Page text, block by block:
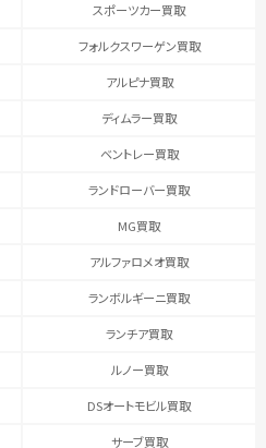
スポーツカー買取
フォルクスワーゲン買取
アルピナ買取
ディムラー買取
ベントレー買取
ランドローバー買取
MG買取
アルファロメオ買取
ランボルギーニ買取
ランチア買取
ルノー買取
DSオートモビル買取
サーブ買取